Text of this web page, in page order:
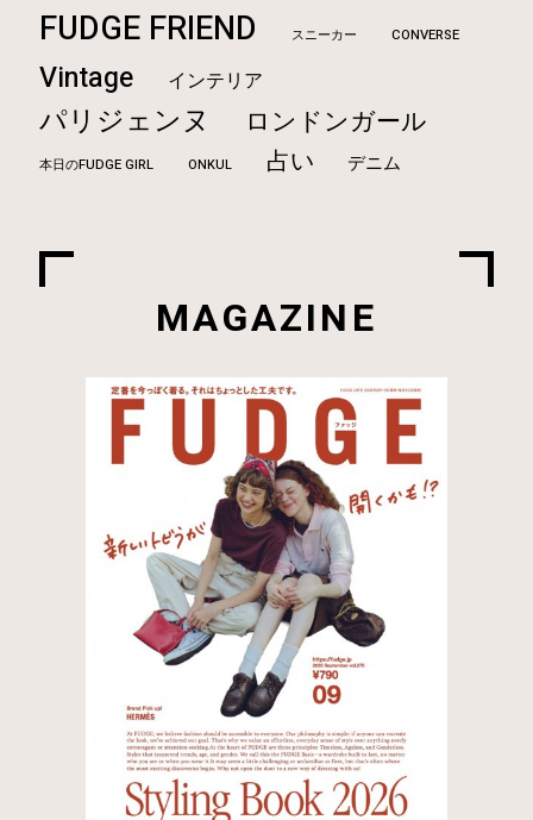
FUDGE FRIEND スニーカー CONVERSE
Vintage インテリア
パリジェンヌ ロンドンガール
本日のFUDGE GIRL ONKUL 占い デニム
MAGAZINE